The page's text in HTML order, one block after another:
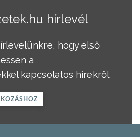
hírlevél
hogy első
a
kapcsolatos hírekről.